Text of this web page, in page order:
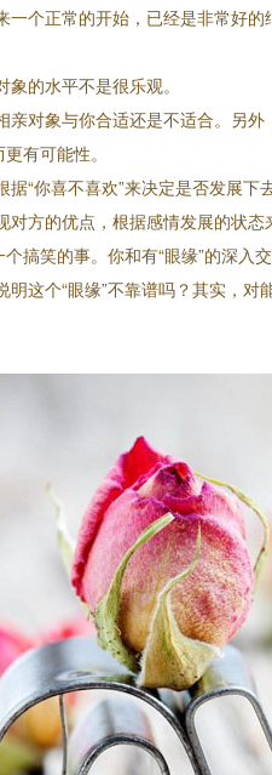
个正常的开始，已经是非常好
的水平不是很乐观。
对象与你合适还是不适合。另
有可能性。
“你喜不喜欢”来决定是否发展
方的优点，根据感情发展的状
搞笑的事。你和有“眼缘”的深
这个“眼缘”不靠谱吗？其实，对